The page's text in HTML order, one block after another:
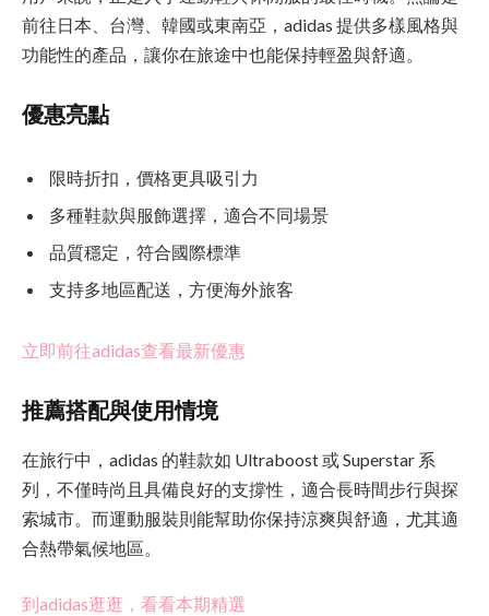
前往日本、台灣、韓國或東南亞，adidas 提供多樣風格與
功能性的產品，讓你在旅途中也能保持輕盈與舒適。
優惠亮點
限時折扣，價格更具吸引力
多種鞋款與服飾選擇，適合不同場景
品質穩定，符合國際標準
支持多地區配送，方便海外旅客
立即前往adidas查看最新優惠
推薦搭配與使用情境
在旅行中，adidas 的鞋款如 Ultraboost 或 Superstar 系
列，不僅時尚且具備良好的支撐性，適合長時間步行與探
索城市。而運動服裝則能幫助你保持涼爽與舒適，尤其適
合熱帶氣候地區。
到adidas逛逛，看看本期精選